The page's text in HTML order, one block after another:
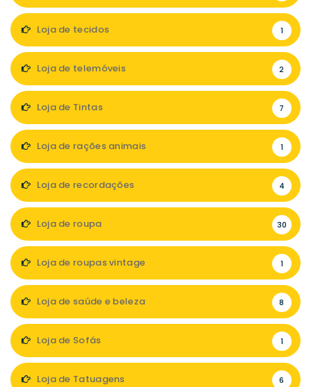
Loja de tecidos 1
Loja de telemóveis 2
Loja de Tintas 7
Loja de rações animais 1
Loja de recordações 4
Loja de roupa 30
Loja de roupas vintage 1
Loja de saúde e beleza 8
Loja de Sofás 1
Loja de Tatuagens 6